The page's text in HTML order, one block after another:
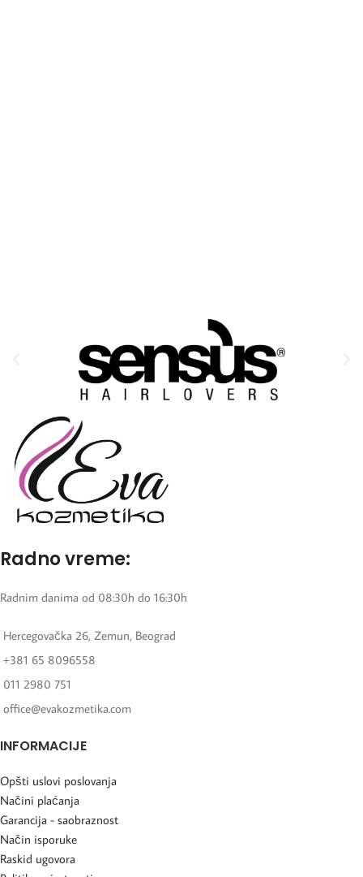
Radno vreme:
Radnim danima od 08:30h do 16:30h
Hercegovačka 26, Zemun, Beograd
+381 65 8096558
011 2980 751
office@evakozmetika.com
INFORMACIJE
Opšti uslovi poslovanja
Načini plaćanja
Garancija - saobraznost
Način isporuke
Raskid ugovora